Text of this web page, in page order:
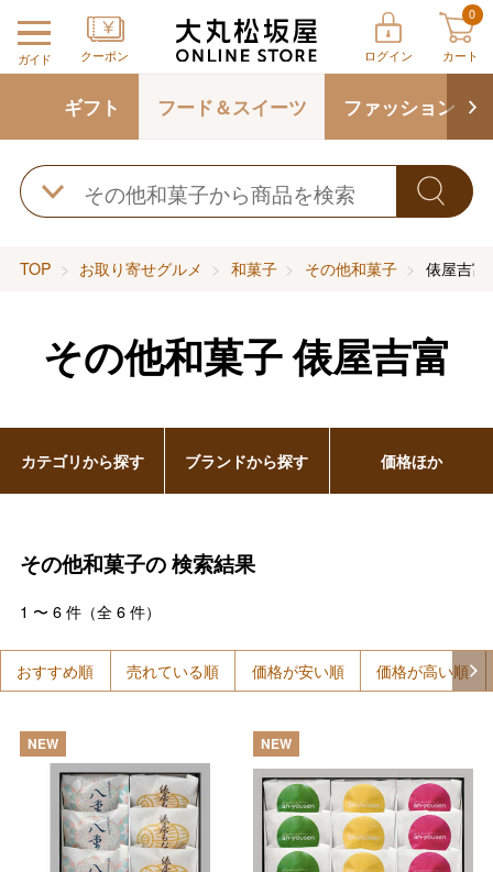
ガイド クーポン ログイン
0
カート
ギフト フード＆スイーツ ファッション
TOP お取り寄せグルメ 和菓子 その他和菓子 俵屋吉富
その他和菓子 俵屋吉富
その他和菓子の検索結果
1 〜 6件（全 6件）
おすすめ順 売れている順 価格が安い順 価格が高い順
NEW NEW
カテゴリから探す ブランドから探す 価格ほか